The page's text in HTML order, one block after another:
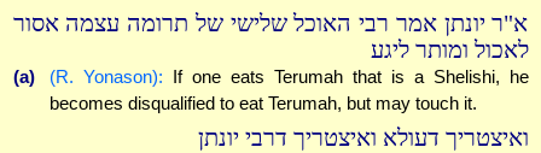
א"ר יונתן אמר רבי האוכל שלישי של תרומה עצמה אסור
לאכול ומותר ליגע
(a) (R. Yonason): If one eats Terumah that is a Shelishi, he
becomes disqualified to eat Terumah, but may touch it.
ואיצטריך דעולא ואיצטריך דרבי יונתן